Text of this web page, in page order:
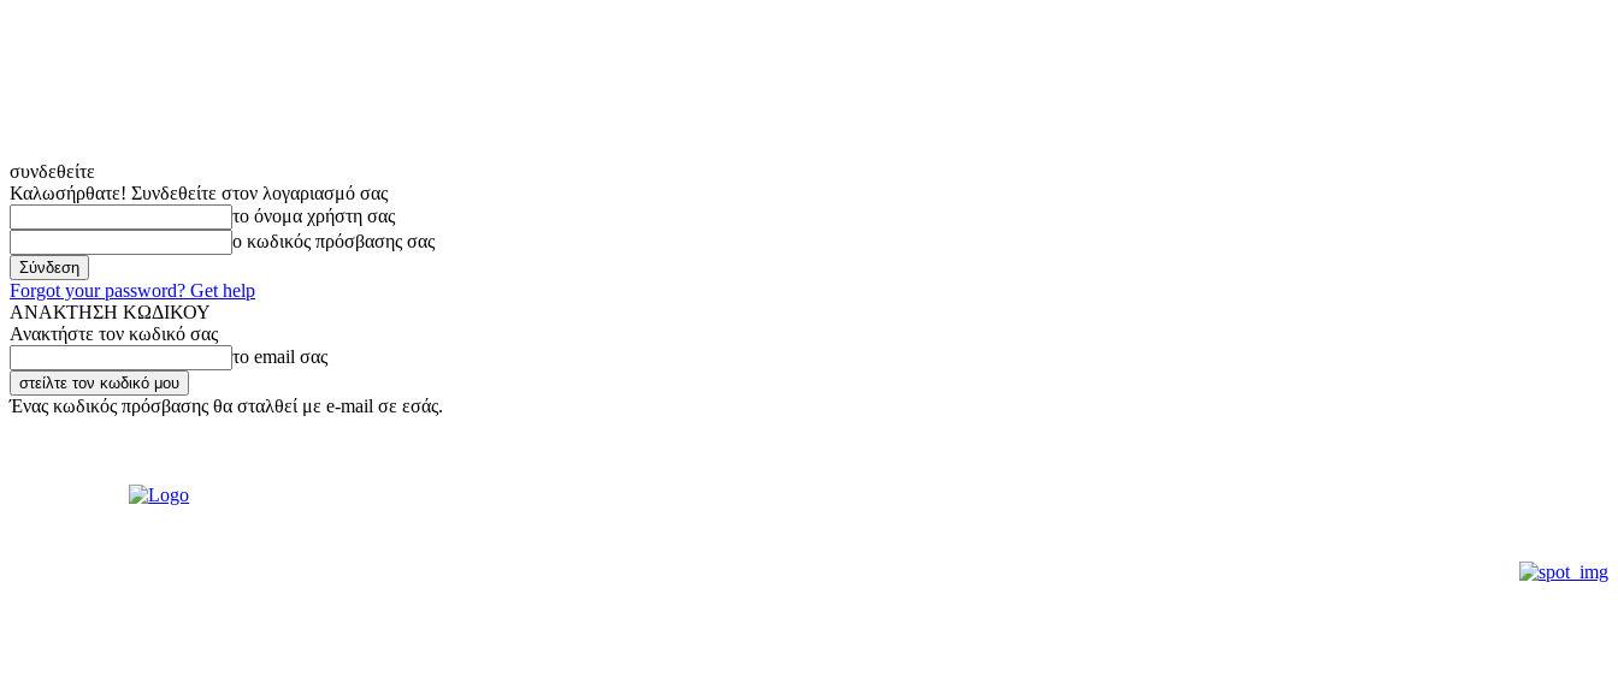
συνδεθείτε
Καλωσήρθατε! Συνδεθείτε στον λογαριασμό σας
το όνομα χρήστη σας
ο κωδικός πρόσβασης σας
Forgot your password? Get help
ΑΝΑΚΤΗΣΗ ΚΩΔΙΚΟΥ
Ανακτήστε τον κωδικό σας
το email σας
Ένας κωδικός πρόσβασης θα σταλθεί με e-mail σε εσάς.